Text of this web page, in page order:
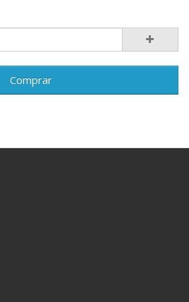
Comprar